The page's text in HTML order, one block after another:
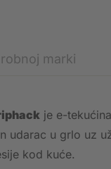
marki
je e-
udarac u grlo uz
kod kuće.